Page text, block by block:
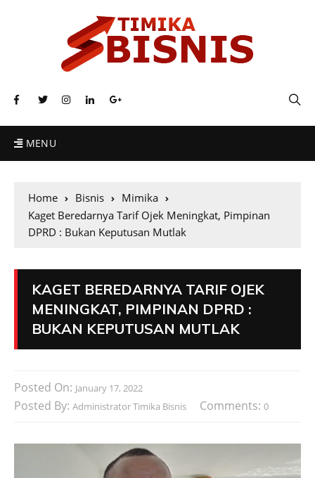
MENU
Home Bisnis
Mimika
Kaget Beredarnya Tarif Ojek Meningkat, Pimpinan
DPRD : Bukan Keputusan Mutlak
KAGET BEREDARNYA TARIF OJEK
MENINGKAT, PIMPINAN DPRD :
BUKAN KEPUTUSAN MUTLAK
Posted On: January 17, 2022
Posted By: Administrator Timika Bisnis Comments: 0